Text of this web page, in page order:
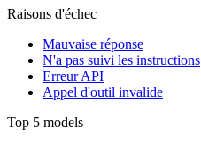
Raisons d'échec
Mauvaise réponse
N'a pas suivi les instructions
Erreur API
Appel d'outil invalide
Top 5 models